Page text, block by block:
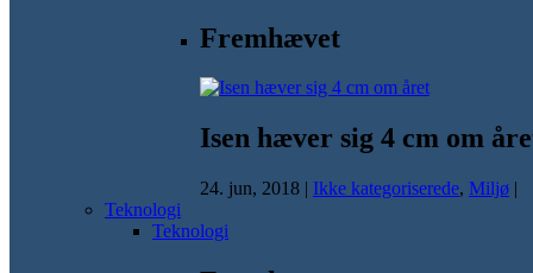
Fremhævet
Isen hæver sig 4 cm om
24. jun, 2018 | Ikke kategoriserede, Miljø |
Teknologi
Teknologi